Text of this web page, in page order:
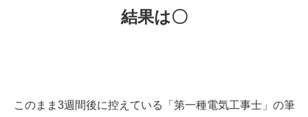
結果は〇
このまま3週間後に控えている「第一種電気工事士」の筆